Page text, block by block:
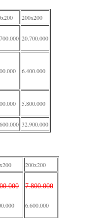
200x200
20.700.000
6.400.000
5.800.000
32.900.000
200x200
7.800.000
6.600.000